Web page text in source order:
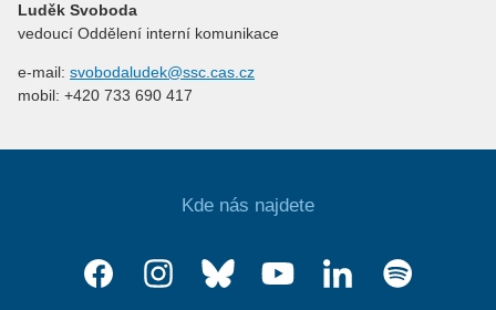
Luděk Svoboda
vedoucí Oddělení interní komunikace
e-mail: svobodaludek@ssc.cas.cz
mobil: +420 733 690 417
Kde nás najdete